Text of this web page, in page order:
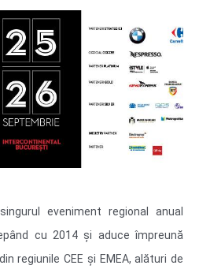
eveniment regional anual
cu 2014 și aduce împreună
regiunile CEE și EMEA, alături de